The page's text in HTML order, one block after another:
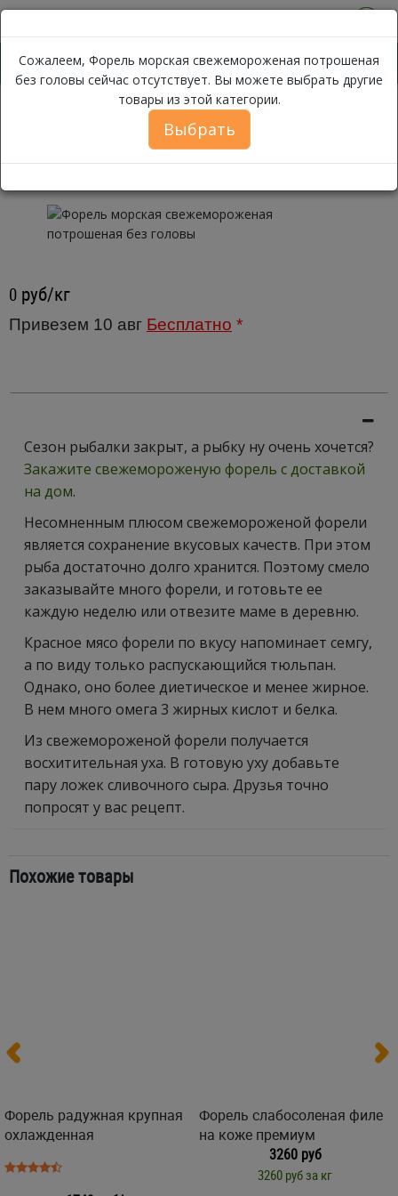
0
Форель Форель морская
Сожалеем, Форель морская свежемороженая потрошеная
без головы сейчас отсутствует. Вы можете выбрать другие
товары из этой категории.
Выбрать
Форель морская свежемороженая
потрошеная без головы ~ 1,7 кг
0 руб/кг
Привезем 10 авг Бесплатно *
Сезон рыбалки закрыт, а рыбку ну очень хочется?
Закажите свежемороженую форель с доставкой
на дом.
Несомненным плюсом свежемороженой форели
является сохранение вкусовых качеств. При этом
рыба достаточно долго хранится. Поэтому смело
заказывайте много форели, и готовьте ее
каждую неделю или отвезите маме в деревню.
Красное мясо форели по вкусу напоминает семгу,
а по виду только распускающийся тюльпан.
Однако, оно более диетическое и менее жирное.
В нем много омега 3 жирных кислот и белка.
Из свежемороженой форели получается
восхитительная уха. В готовую уху добавьте
пару ложек сливочного сыра. Друзья точно
попросят у вас рецепт.
Похожие товары
Форель радужная крупная
охлажденная
Форель слабосоленая филе
на коже премиум
3260 руб
3260 руб за кг